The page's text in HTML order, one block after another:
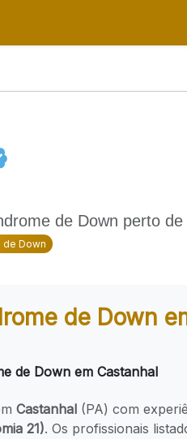
de Down perto de
de Down
de Down
de Down em Castanhal
Castanhal (PA) com
21). Os profissionais